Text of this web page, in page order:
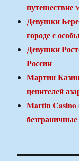
путешествие
Девушки
городе с
Девушки
России
Мартин
ценителей
Martin Casino